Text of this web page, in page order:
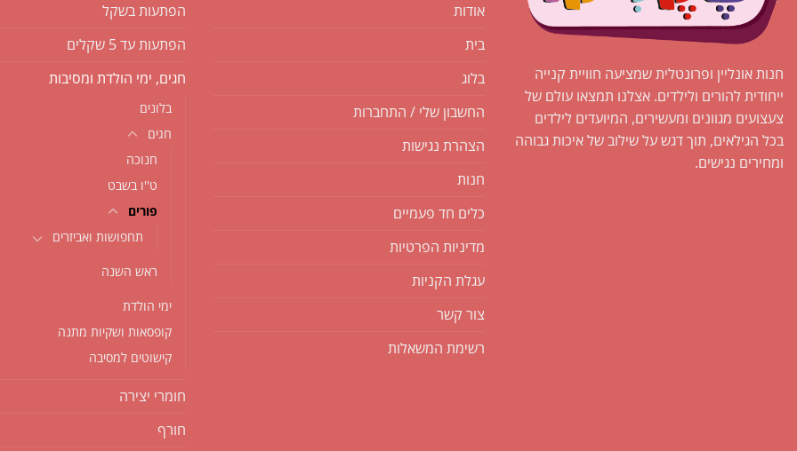
חנות אונליין ופרונטלית שמציעה חוויית קנייה
ייחודית להורים ולילדים. אצלנו תמצאו עולם של
צעצועים מגוונים ומעשירים, המיועדים לילדים
בכל הגילאים, תוך דגש על שילוב של איכות גבוהה
ומחירים נגישים.
אודות
בית
בלוג
החשבון שלי / התחברות
הצהרת נגישות
חנות
כלים חד פעמיים
מדיניות הפרטיות
עגלת הקניות
צור קשר
רשימת המשאלות
הפתעות בשקל
הפתעות עד 5 שקלים
חגים, ימי הולדת ומסיבות
בלונים
חגים
חנוכה
ט''ו בשבט
פורים
תחפושות ואביזרים
ראש השנה
ימי הולדת
קופסאות ושקיות מתנה
קישוטים למסיבה
חומרי יצירה
חורף